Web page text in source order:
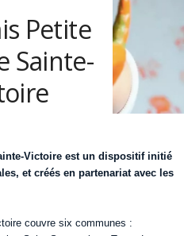
Petite
Sainte-
Victoire est un dispositif initié
et créés en partenariat avec les
couvre six communes :